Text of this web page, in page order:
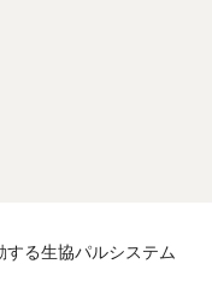
する生協パルシステム